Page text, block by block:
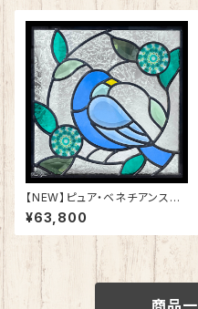
【NEW】ピュア・ベネチアンステ
ンドグラスSH-VE11
¥63,800